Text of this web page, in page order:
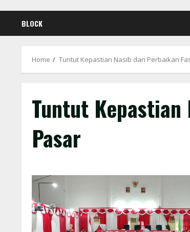
BLOCK
Home Tuntut Kepastian Nasib dan Perbaikan
Tuntut Kepastian
Pasar